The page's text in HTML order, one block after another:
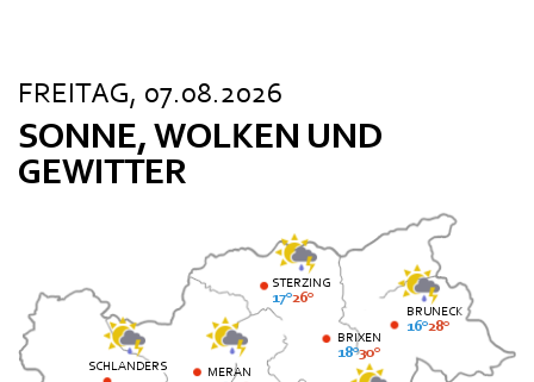
FREITAG, 07.08.2026
SONNE, WOLKEN UND
GEWITTER
SCHLANDERS MERAN
STERZING
17°26°
BRIXEN
18°30°
BRUNECK
16°28°